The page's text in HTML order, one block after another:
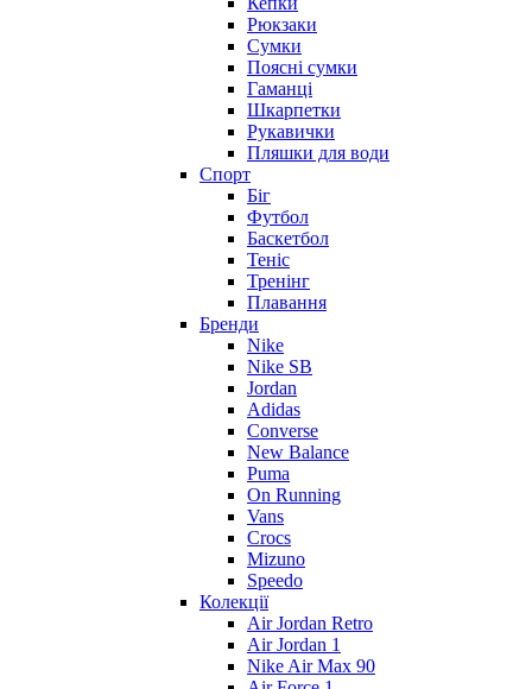
Рюкзаки
Сумки
Поясні сумки
Гаманці
Шкарпетки
Рукавички
Пляшки для води
Спорт
Біг
Футбол
Баскетбол
Теніс
Тренінг
Плавання
Бренди
Nike
Nike SB
Jordan
Adidas
Converse
New Balance
Puma
On Running
Vans
Crocs
Mizuno
Speedo
Колекції
Air Jordan Retro
Air Jordan 1
Nike Air Max 90